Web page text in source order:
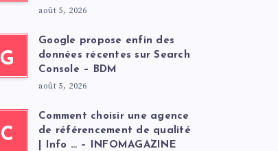
août 5, 2026
G
Google propose enfin des
données récentes sur Search
Console – BDM
août 5, 2026
C
Comment choisir une agence
de référencement de qualité
| Info … – INFOMAGAZINE